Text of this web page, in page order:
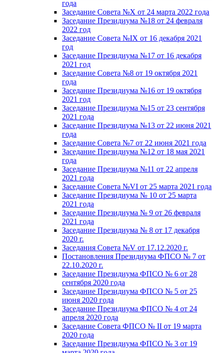
года
Заседание Совета №X от 24 марта 2022 года
Заседание Президиума №18 от 24 февраля
2022 год
Заседание Совета №IX от 16 декабря 2021
год
Заседание Президиума №17 от 16 декабря
2021 год
Заседание Совета №8 от 19 октября 2021
года
Заседание Президиума №16 от 19 октября
2021 год
Заседание Президиума №15 от 23 сентября
2021 года
Заседание Президиума №13 от 22 июня 2021
года
Заседание Совета №7 от 22 июня 2021 года
Заседание Президиума №12 от 18 мая 2021
года
Заседание Президиума №11 от 22 апреля
2021 года
Заседание Совета №VI от 25 марта 2021 года
Заседание Президиума № 10 от 25 марта
2021 года
Заседание Президиума № 9 от 26 февраля
2021 года
Заседание Президиума № 8 от 17 декабря
2020 г.
Заседания Совета №V от 17.12.2020 г.
Постановления Президиума ФПСО № 7 от
22.10.2020 г.
Заседание Президиума ФПСО № 6 от 28
сентября 2020 года
Заседание Президиума ФПСО № 5 от 25
июня 2020 года
Заседание Президиума ФПСО № 4 от 24
апреля 2020 года
Заседание Совета ФПСО № II от 19 марта
2020 года
Заседание Президиума ФПСО № 3 от 19